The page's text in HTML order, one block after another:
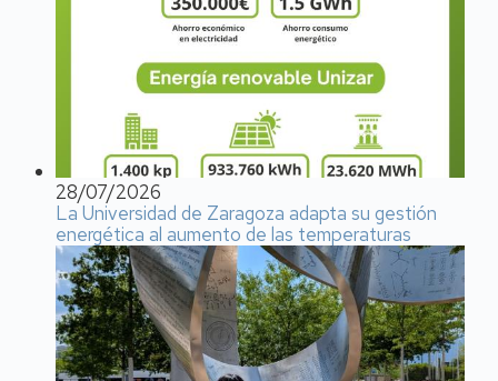
28/07/2026
La Universidad de Zaragoza adapta su gestión
energética al aumento de las temperaturas